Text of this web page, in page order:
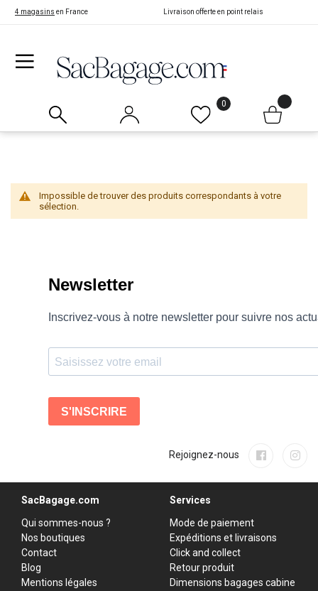
4 magasins en France Livraison offerte en point relais
0
Impossible de trouver des produits correspondants à votre
sélection.
Rejoignez-nous
SacBagage.com
Qui sommes-nous ?
Nos boutiques
Contact
Blog
Mentions légales
Services
Mode de paiement
Expéditions et livraisons
Click and collect
Retour produit
Dimensions bagages cabine